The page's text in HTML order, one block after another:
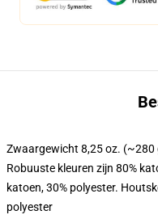
Zwaargewicht 8,25 oz. (~280
Robuuste kleuren zijn 80%
katoen, 30% polyester.
polyester